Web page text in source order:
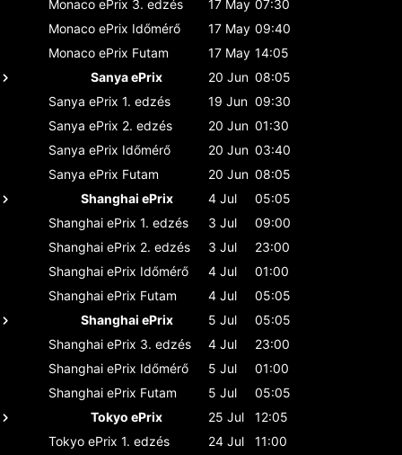
Monaco ePrix 3. edzés 17 May 07:30
Monaco ePrix Időmérő 17 May 09:40
Monaco ePrix Futam 17 May 14:05
Sanya ePrix
20 Jun 08:05
Sanya ePrix 1. edzés 19 Jun 09:30
Sanya ePrix 2. edzés 20 Jun 01:30
Sanya ePrix Időmérő 20 Jun 03:40
Sanya ePrix Futam 20 Jun 08:05
Shanghai ePrix
4 Jul
05:05
Shanghai ePrix 1. edzés 3 Jul
09:00
Shanghai ePrix 2. edzés 3 Jul
23:00
Shanghai ePrix Időmérő 4 Jul
01:00
Shanghai ePrix Futam 4 Jul
05:05
Shanghai ePrix
5 Jul
05:05
Shanghai ePrix 3. edzés 4 Jul
23:00
Shanghai ePrix Időmérő 5 Jul
01:00
Shanghai ePrix Futam 5 Jul
05:05
Tokyo ePrix
25 Jul
12:05
Tokyo ePrix 1. edzés 24 Jul
11:00